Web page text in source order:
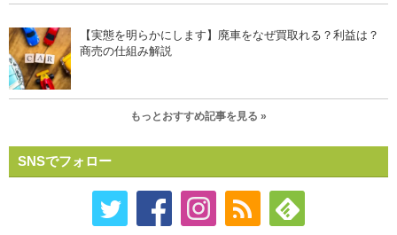
【実態を明らかにします】廃車をなぜ買取れる？利益は？
商売の仕組み解説
もっとおすすめ記事を見る »
SNSでフォロー